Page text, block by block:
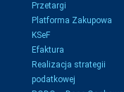
Przetargi
Platforma Zakupowa
KSeF
Efaktura
Realizacja strategii
podatkowej